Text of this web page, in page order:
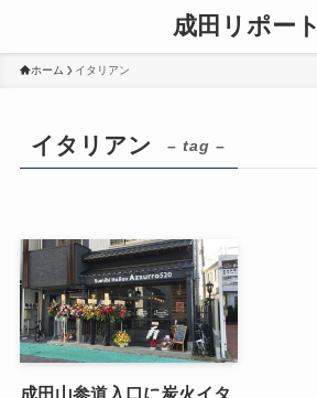
成田リポート
ホーム イタリアン
イタリアン – tag –
成田山参道入口に炭火イタ